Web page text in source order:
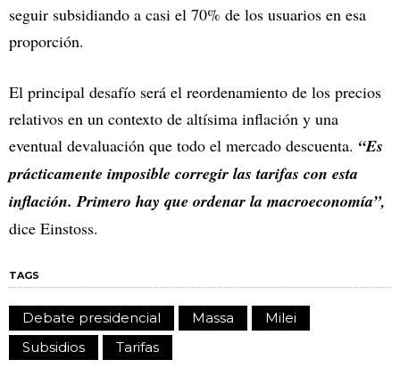
seguir subsidiando a casi el 70% de los usuarios en esa
proporción.
El principal desafío será el reordenamiento de los precios
relativos en un contexto de altísima inflación y una
eventual devaluación que todo el mercado descuenta. “Es
prácticamente imposible corregir las tarifas con esta
inflación. Primero hay que ordenar la macroeconomía”,
dice Einstoss.
TAGS
Debate presidencial Massa
Milei
Subsidios
Tarifas